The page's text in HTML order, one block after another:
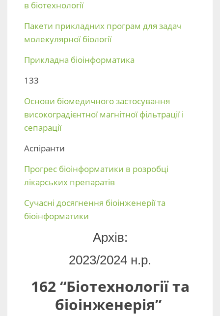
в біотехнології
Пакети прикладних програм для задач
молекулярної біології
Прикладна біоінформатика
133
Основи біомедичного застосування
високоградієнтної магнітної фільтрації і
сепарації
Аспіранти
Прогрес біоінформатики в розробці
лікарських препаратів
Сучасні досягнення біоінженерії та
біоінформатики
Архів:
2023/2024 н.р.
162 “Біотехнології та
біоінженерія”